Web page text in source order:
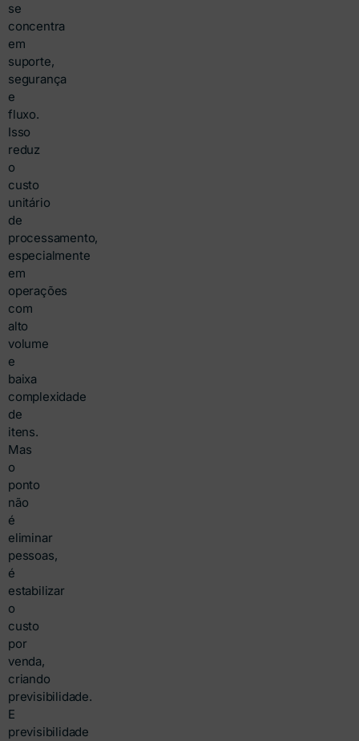
se
concentra
em
suporte,
segurança
e
fluxo.
Isso
reduz
o
custo
unitário
de
processamento,
especialmente
em
operações
com
alto
volume
e
baixa
complexidade
de
itens.
Mas
o
ponto
não
é
eliminar
pessoas,
é
estabilizar
o
custo
por
venda,
criando
previsibilidade.
E
previsibilidade